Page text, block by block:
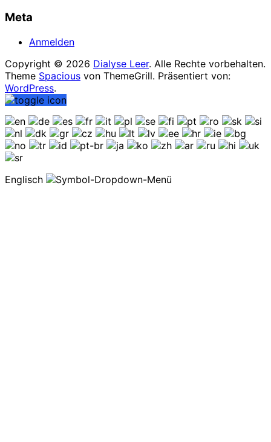
Meta
Anmelden
Copyright © 2026 Dialyse Leer. Alle Rechte vorbehalten.
Theme Spacious von ThemeGrill. Präsentiert von:
WordPress.
Englisch